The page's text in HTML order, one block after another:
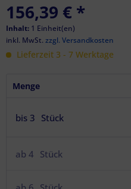
156,39 € *
Inhalt: 1 Einheit(en)
inkl. MwSt. zzgl. Versandkosten
Lieferzeit 3 - 7 Werktage
Menge
bis 3 Stück
ab 4 Stück